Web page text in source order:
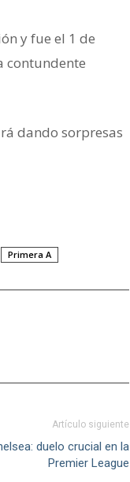
y fue el 1 de
contundente
dando sorpresas
Primera A
Artículo siguiente
duelo crucial en la
Premier League